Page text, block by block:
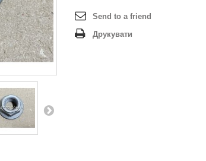
Send to a friend
Друкувати